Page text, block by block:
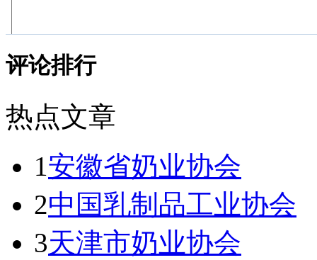
评论排行
热点文章
1 安徽省奶业协会
2中国乳制品工业协会
3天津市奶业协会